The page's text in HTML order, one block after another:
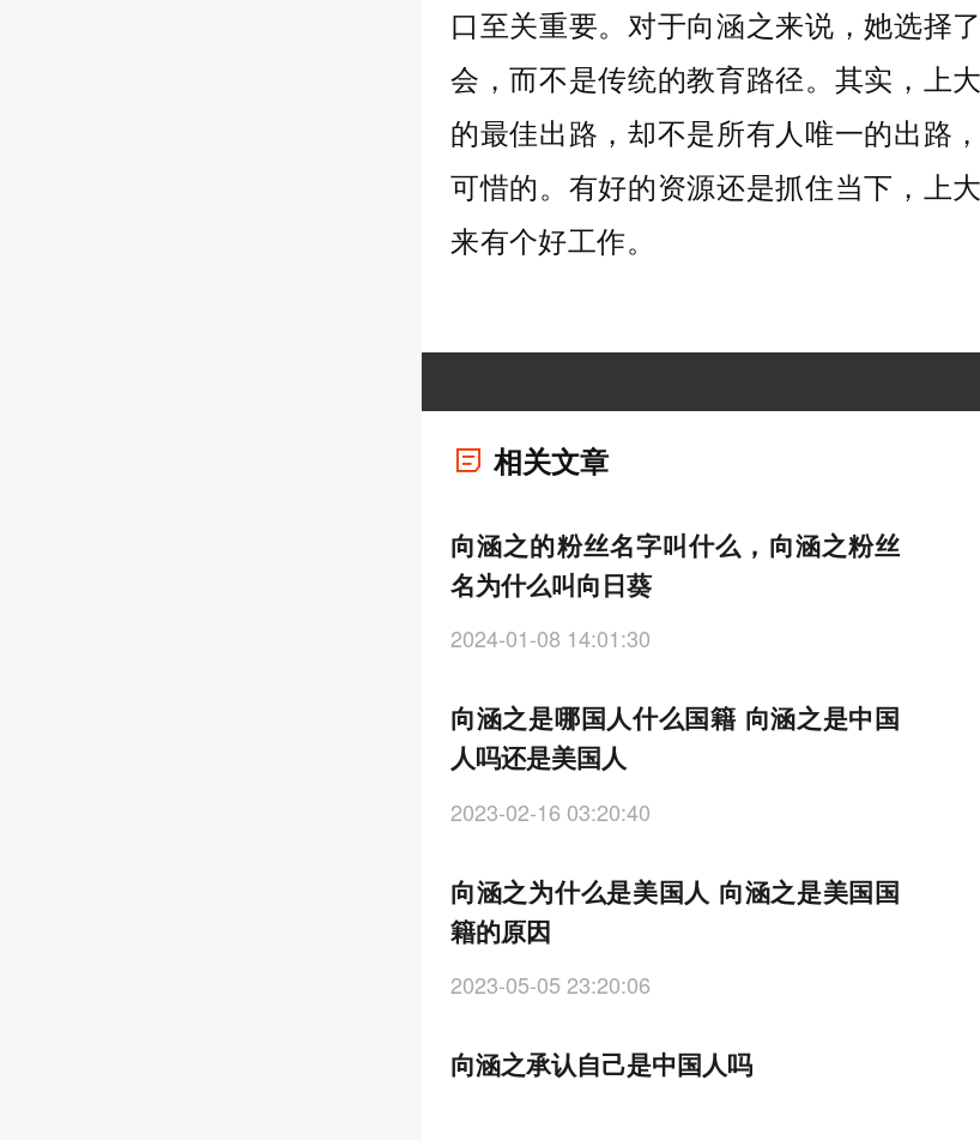
口至关重要。对于向涵之来说，她选择
会，而不是传统的教育路径。其实，上
的最佳出路，却不是所有人唯一的出路
可惜的。有好的资源还是抓住当下，上
来有个好工作。
相关文章
向涵之的粉丝名字叫什么，向涵之粉丝
名为什么叫向日葵
2024-01-08 14:01:30
向涵之是哪国人什么国籍 向涵之是中国
人吗还是美国人
2023-02-16 03:20:40
向涵之为什么是美国人 向涵之是美国国
籍的原因
2023-05-05 23:20:06
向涵之承认自己是中国人吗